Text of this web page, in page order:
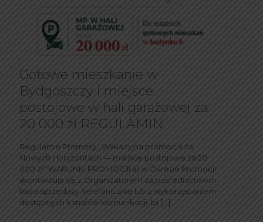
Gotowe mieszkanie w
Bydgoszczy i miejsce
postojowe w hali garażowej za
20 000 zł REGULAMIN
Regulamin Promocji „Wakacyjna promocja na
Nowych Horyzontach — miejsce postojowe za 20
000 zł” WARUNKI PROMOCJI a) w Okresie Promocji
skontaktują się z Organizatorem za pośrednictwem
biura sprzedaży, telefonicznie lub z wykorzystaniem
dostępnych kanałów komunikacji, b) […]